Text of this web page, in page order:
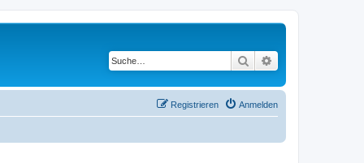
Suche
Anmelden
Registrieren